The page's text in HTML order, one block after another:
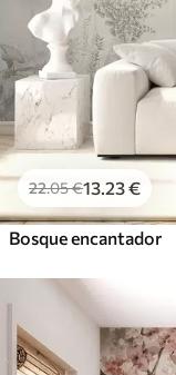
22.05€13.23€
Bosque encantador